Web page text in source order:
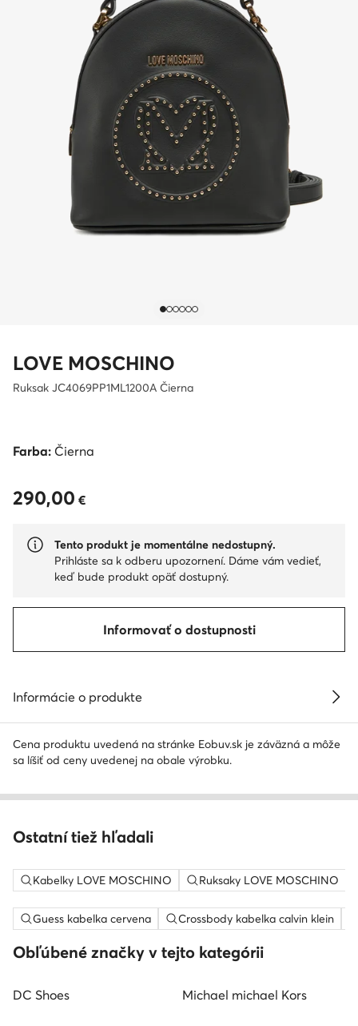
LOVE MOSCHINO
Ruksak JC4069PP1ML1200A Čierna
Farba: Čierna
290,00 €
290,00 €
Tento produkt je momentálne nedostupný.
Prihláste sa k odberu upozornení. Dáme vám vedieť,
keď bude produkt opäť dostupný.
Informovať o dostupnosti
Informácie o produkte
Cena produktu uvedená na stránke Eobuv.sk je záväzná a môže
sa líšiť od ceny uvedenej na obale výrobku.
Ostatní tiež hľadali
Kabelky LOVE MOSCHINO Ruksaky LOVE MOSCHINO
Guess kabelka cervena Crossbody kabelka calvin klein
Obľúbené značky v tejto kategórii
DC Shoes Michael michael Kors